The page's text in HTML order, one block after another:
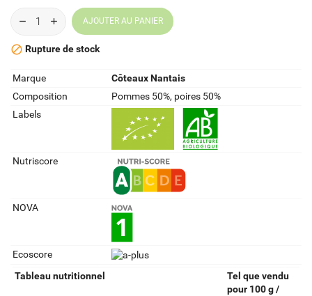
AJOUTER AU PANIER
 Rupture de stock
Marque
Côteaux Nantais
Composition
Pommes 50%, poires 50%
Labels
Nutriscore
NOVA
Ecoscore
Tableau nutritionnel
Tel que vendu
pour 100 g /